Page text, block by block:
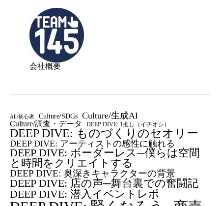
会社概要
All/初心者 Culture/SDGs Culture/生成AI
Culture/調査・データ DEEP DIVE: 1推し（イチオシ）
DEEP DIVE: ものづくりのセオリー
DEEP DIVE: アーティストの感性に触れる
DEEP DIVE: ボーダーレス─僕らは空間
と時間をクリエイトする
DEEP DIVE: 奥深きキャラクターの背景
DEEP DIVE: 店の声─舞台裏での奮闘記
DEEP DIVE: 潜入イベントレポ